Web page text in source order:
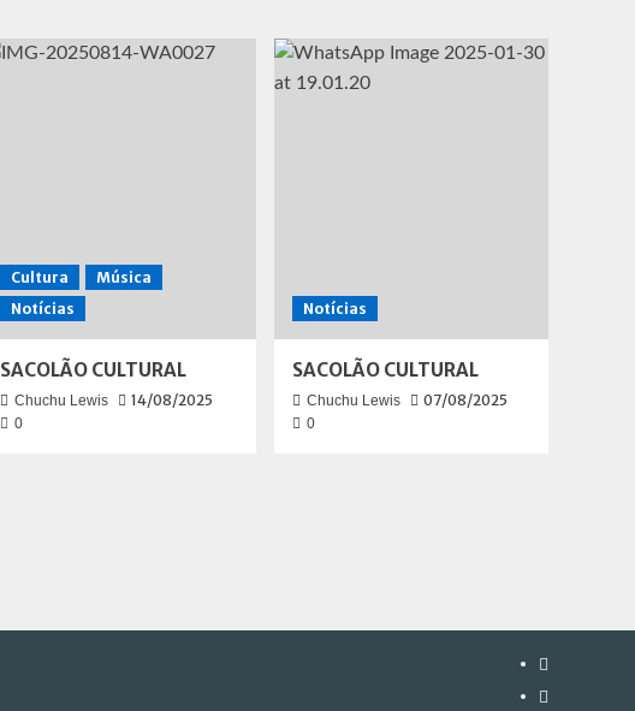
Cultura
Música
Notícias
SACOLÃO CULTURAL
Chuchu Lewis 14/08/2025
0
Notícias
SACOLÃO CULTURAL
Chuchu Lewis 07/08/2025
0
Instagram
Facebook